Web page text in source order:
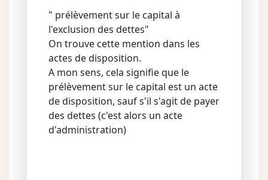
" prélèvement sur le capital à
l'exclusion des dettes"
On trouve cette mention dans les
actes de disposition.
A mon sens, cela signifie que le
prélèvement sur le capital est un acte
de disposition, sauf s'il s'agit de payer
des dettes (c'est alors un acte
d'administration)